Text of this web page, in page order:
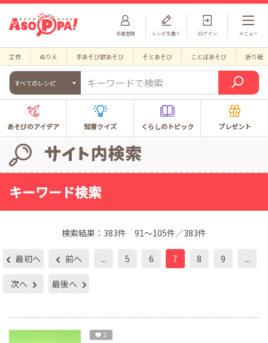
会員登録 ログイン
レシピを書く メニュー
工作 ぬりえ 手あそび歌あそび そとあそび ことばあそび 折り紙
すべてのレシピ
あそびのアイデア 知育クイズ くらしのトピック プレゼント
キーワード検索
検索結果： 383件 91～105件／383件
最初へ 前へ ... 5 6 7 8 9 ...
次へ 最後へ
1